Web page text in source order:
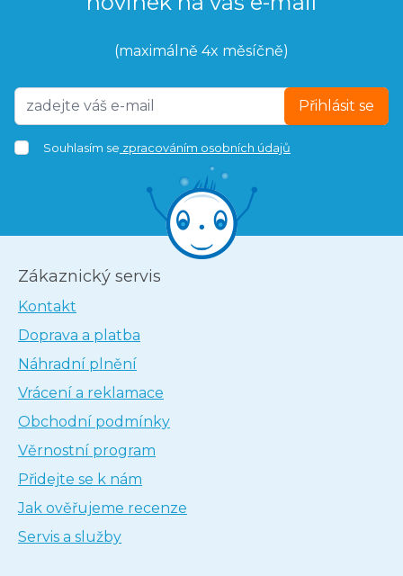
(maximálně 4x měsíčně)
Přihlásit se
Souhlasím se zpracováním osobních údajů
Zákaznický servis
Kontakt
Doprava a platba
Náhradní plnění
Vrácení a reklamace
Obchodní podmínky
Věrnostní program
Přidejte se k nám
Jak ověřujeme recenze
Servis a služby